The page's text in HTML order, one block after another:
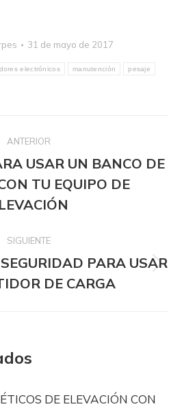
31 de mayo de 2017
electrónicos manutención pesaje
ANTERIOR
Publicación
anterior:
USAR UN BANCO DE
TU EQUIPO DE
SIGUIENTE
Publicación
siguiente:
PARA USAR
DE CARGA
DE ELEVACIÓN CON